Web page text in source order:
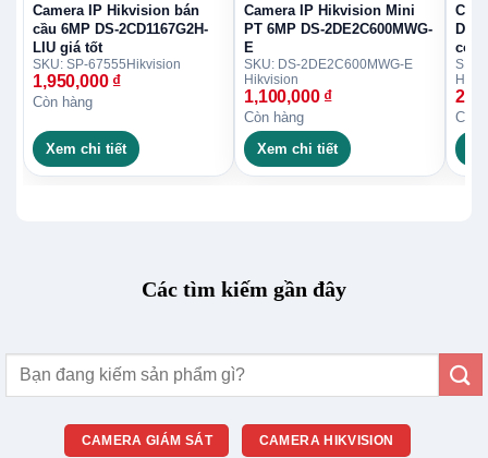
Camera IP Hikvision bán
cầu 6MP DS-2CD1167G2H-
LIU giá tốt
SKU: SP-67555Hikvision
1,950,000 ₫
Còn hàng
Xem chi tiết
Camera IP Hikvision Mini
PT 6MP DS-2DE2C600MWG-
E
SKU: DS-2DE2C600MWG-E
Hikvision
1,100,000 ₫
Còn hàng
Xem chi tiết
DS-
còi
Còn
Các tìm kiếm gần đây
Tìm
CAMERA GIÁM SÁT CAMERA HIKVISION